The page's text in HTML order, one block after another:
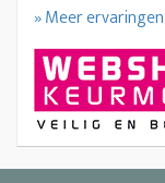
» Meer ervaringen